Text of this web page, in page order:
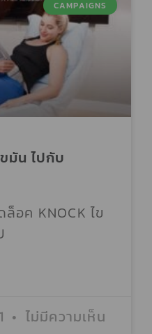
สาขา
าการ
CAMPAIGNS
มัน ไปกับ
อค KNOCK ไข
ไม่มีความเห็น